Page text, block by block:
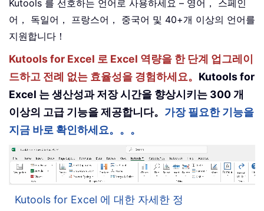
Kutools 를 선호하는 언어로 사용하세요 – 영어， 스페인
어， 독일어， 프랑스어， 중국어 및 40+개 이상의 언어를
지원합니다！
Kutools for Excel 로 Excel 역량을 한 단계 업그레이
드하고 전례 없는 효율성을 경험하세요。 Kutools for
Excel 는 생산성과 저장 시간을 향상시키는 300 개
이상의 고급 기능을 제공합니다。 가장 필요한 기능을
지금 바로 확인하세요。。。
Kutools for Excel 에 대한 자세한 정